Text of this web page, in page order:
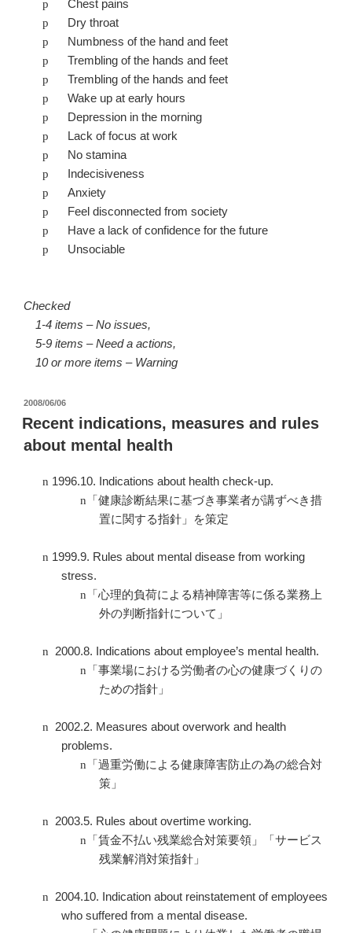
p Chest pains
p Dry throat
p Numbness of the hand and feet
p Trembling of the hands and feet
p Trembling of the hands and feet
p Wake up at early hours
p Depression in the morning
p Lack of focus at work
p No stamina
p Indecisiveness
p Anxiety
p Feel disconnected from society
p Have a lack of confidence for the future
p Unsociable
Checked
1-4 items – No issues,
5-9 items – Need a actions,
10 or more items – Warning
投
稿
日:
2008/06/06
Recent indications, measures and rules
about mental health
n 1996.10. Indications about health check-up.
n 「健康診断結果に基づき事業者が講ずべき措
置に関する指針」を策定
n 1999.9. Rules about mental disease from working
stress.
n 「心理的負荷による精神障害等に係る業務上
外の判断指針について」
n 2000.8. Indications about employee’s mental health.
n 「事業場における労働者の心の健康づくりの
ための指針」
n
2002.2. Measures about overwork and health
problems.
n 「過重労働による健康障害防止の為の総合対
策」
n 2003.5. Rules about overtime working.
n 「賃金不払い残業総合対策要領」「サービス
残業解消対策指針」
n
2004.10. Indication about reinstatement of employees
who suffered from a mental disease.